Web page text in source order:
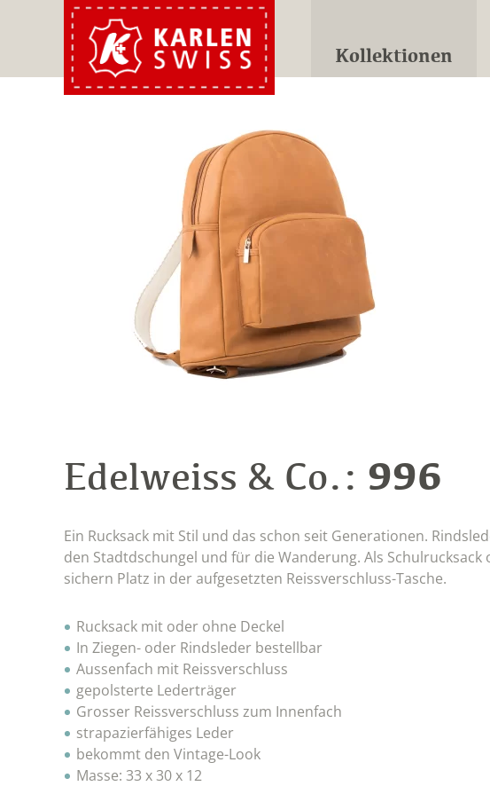
Kollektionen
Edelweiss & Co.: 996
Ein Rucksack mit Stil und das schon seit Generationen.
den Stadtdschungel und für die Wanderung. Als
sichern Platz in der aufgesetzten Reissverschluss-Tasche.
Rucksack mit oder ohne Deckel
In Ziegen- oder Rindsleder bestellbar
Aussenfach mit Reissverschluss
gepolsterte Lederträger
Grosser Reissverschluss zum Innenfach
strapazierfähiges Leder
bekommt den Vintage-Look
Masse: 33 x 30 x 12